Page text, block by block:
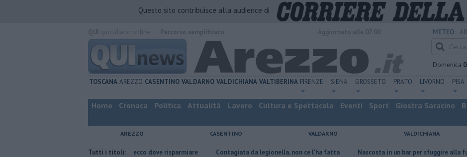
Questo sito contribuisce alla audience di
METEO:
Domenica
TOSCANA AREZZO CASENTINO VALDARNO VALDICHIANA VALTIBERINA FIRENZE SIENA GROSSETO PRATO LIVORNO PISA
Home Cronaca Politica Attualità Lavoro Cultura e Spettacolo Eventi Sport Giostra Saracino
AREZZO CASENTINO VALDARNO VALDICHIANA
Tutti i titoli:
​Benzina, gasolio, gpl, ecco dove risparmiare Contagiata da legionella, non ce l'ha fatta Nascosta in un bar per sfuggire alla furia del